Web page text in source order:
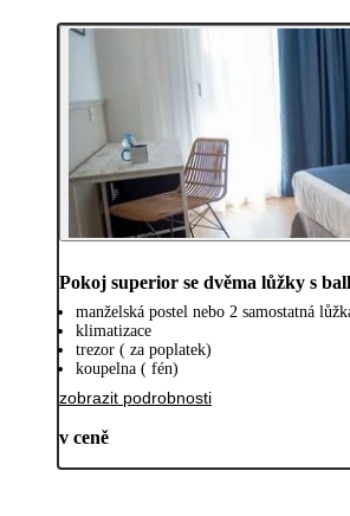
Pokoj superior se dvěma lůžky s
manželská postel nebo 2 samostatná
klimatizace
trezor ( za poplatek)
koupelna ( fén)
zobrazit podrobnosti
v ceně